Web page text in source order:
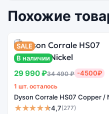
Существует не оригинальная и оригинальная версия выпрямителя Dyson Airstrait HT01 Jasper Plum. Мы рекомендуем выбирать оригинальной версию — она полностью
адаптирована и
Похожие
SALE
В наличии
29 990 ₽34 490 ₽ -4500₽
1 шт. осталось
Dyson Corrale HS07 Copper /
★★★★★4,7(277)